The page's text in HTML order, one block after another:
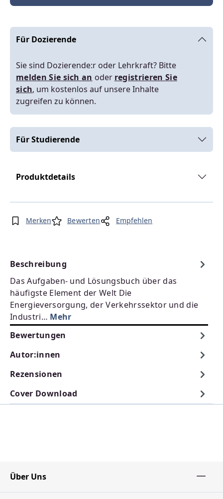
Für Dozierende
Sie sind Dozierende:r oder Lehrkraft? Bitte
melden Sie sich an oder registrieren Sie
sich, um kostenlos auf unsere Inhalte
zugreifen zu können.
Für Studierende
Produktdetails
Merken Bewerten Empfehlen
Beschreibung
Das Aufgaben- und Lösungsbuch über das
häufigste Element der Welt Die
Energieversorgung, der Verkehrssektor und die
Industri… Mehr
Bewertungen
Autor:innen
Rezensionen
Cover Download
Über Uns